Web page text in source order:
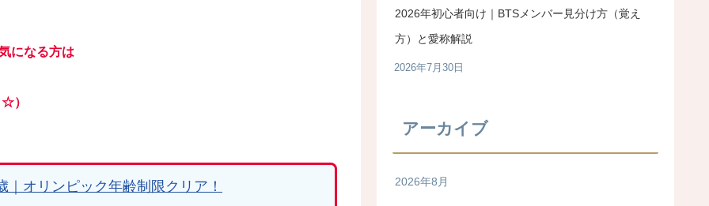
になる方は
）
｜オリンピック年齢制限クリア！
2026年初心者向け｜BTSメンバー見分け方（覚え
方）と愛称解説
2026年7月30日
アーカイブ
2026年8月